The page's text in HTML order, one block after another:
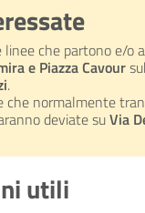
linee che partono e/o
e Piazza Cavour
.
che normalmente
deviate suVia
utili